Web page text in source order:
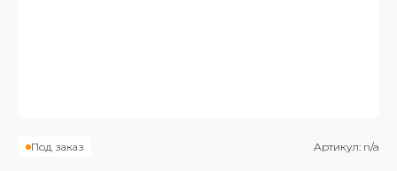
Под заказ Артикул: n/a